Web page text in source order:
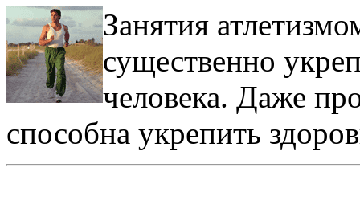
Занятия
существенно
человека. Даже
способна укрепить